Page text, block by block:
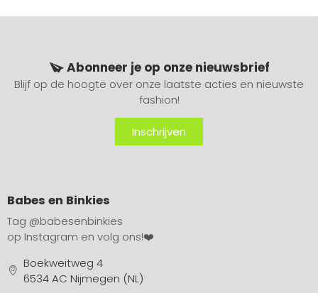
Abonneer je op onze nieuwsbrief
Blijf op de hoogte over onze laatste acties en nieuwste
fashion!
Inschrijven
Babes en Binkies
Tag @babesenbinkies
op Instagram en volg ons!❤️
Boekweitweg 4
6534 AC Nijmegen (NL)